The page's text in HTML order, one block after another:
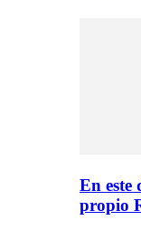
En este
propio